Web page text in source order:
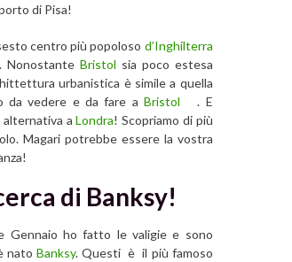
di Pisa!
centro più popoloso d’Inghilterra
. Nonostante Bristol sia poco estesa
urbanistica è simile a quella
da vedere e da fare aBristol
. E
alternativa aLondra! Scopriamo di più
Magari potrebbe essere la vostra
di Banksy!
Gennaio ho fatto le valigie e sono
nato Banksy. Questi è il più famoso